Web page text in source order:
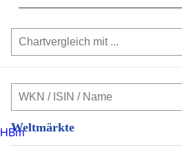
Weltmärkte
HBm